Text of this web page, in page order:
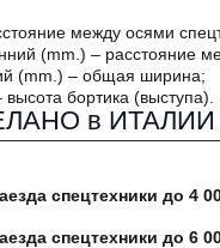
между осями
(mm.) – расстояние
(mm.) – общая ширина;
бортика (выступа).
в ИТАЛИИ /
спецтехники до 4
спецтехники до 6